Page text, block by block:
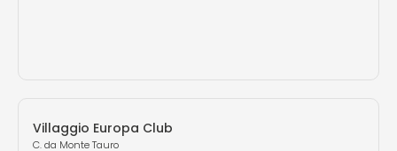
Villaggio Europa Club
C. da Monte Tauro